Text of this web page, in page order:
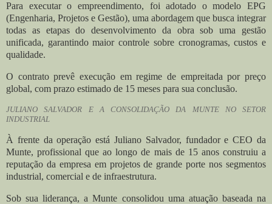
Para executar o empreendimento, foi adotado o modelo EPG
(Engenharia, Projetos e Gestão), uma abordagem que busca integrar
todas as etapas do desenvolvimento da obra sob uma gestão
unificada, garantindo maior controle sobre cronogramas, custos e
qualidade.
O contrato prevê execução em regime de empreitada por preço
global, com prazo estimado de 15 meses para sua conclusão.
JULIANO SALVADOR E A CONSOLIDAÇÃO DA MUNTE NO SETOR
INDUSTRIAL
À frente da operação está Juliano Salvador, fundador e CEO da
Munte, profissional que ao longo de mais de 15 anos construiu a
reputação da empresa em projetos de grande porte nos segmentos
industrial, comercial e de infraestrutura.
Sob sua liderança, a Munte consolidou uma atuação baseada na